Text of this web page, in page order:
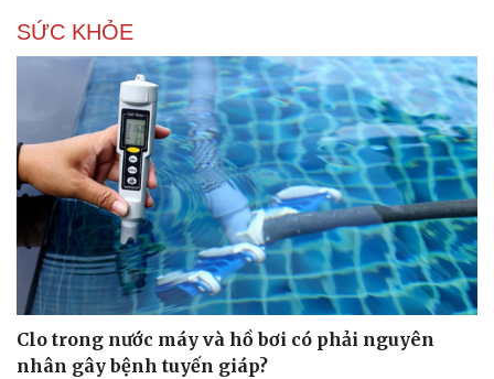
SỨC KHỎE
Clo trong nước máy và hồ bơi có phải nguyên
nhân gây bệnh tuyến giáp?